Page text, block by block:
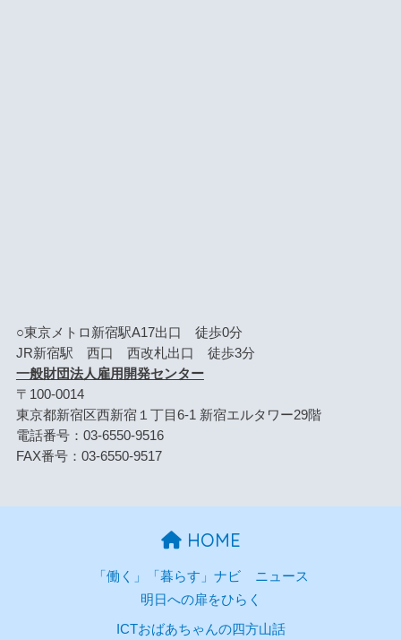
○東京メトロ新宿駅A17出口 徒歩0分
JR新宿駅 西口 西改札出口 徒歩3分
一般財団法人雇用開発センター
〒100-0014
東京都新宿区西新宿１丁目6-1 新宿エルタワー29階
電話番号：03-6550-9516
FAX番号：03-6550-9517
HOME
「働く」「暮らす」ナビ
ニュース
明日への扉をひらく
ICTおばあちゃんの四方山話